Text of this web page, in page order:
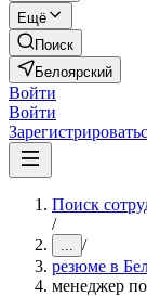
Ещё
Поиск
Белоярский
Войти
Войти
Поиск
/
... /
резюме в
менеджер